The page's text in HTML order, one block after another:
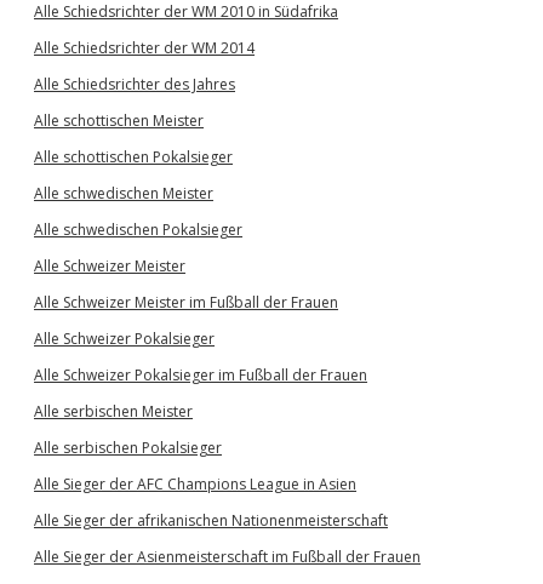
Alle Schiedsrichter der WM 2010 in Südafrika
Alle Schiedsrichter der WM 2014
Alle Schiedsrichter des Jahres
Alle schottischen Meister
Alle schottischen Pokalsieger
Alle schwedischen Meister
Alle schwedischen Pokalsieger
Alle Schweizer Meister
Alle Schweizer Meister im Fußball der Frauen
Alle Schweizer Pokalsieger
Alle Schweizer Pokalsieger im Fußball der Frauen
Alle serbischen Meister
Alle serbischen Pokalsieger
Alle Sieger der AFC Champions League in Asien
Alle Sieger der afrikanischen Nationenmeisterschaft
Alle Sieger der Asienmeisterschaft im Fußball der Frauen